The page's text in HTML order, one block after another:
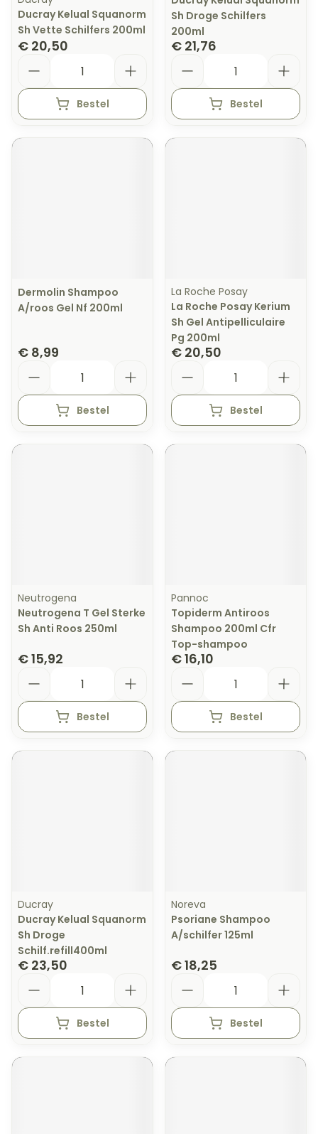
Ducray Kelual Squanorm
Sh Vette Schilfers 200ml
€ 20,50
Bestel
Sh Droge Schilfers
200ml
€ 21,76
Bestel
Dermolin Shampoo
A/roos Gel Nf 200ml
€ 8,99
Bestel
La Roche Posay
La Roche Posay Kerium
Sh Gel Antipelliculaire
Pg 200ml
€ 20,50
Bestel
Neutrogena
Neutrogena T Gel Sterke
Sh Anti Roos 250ml
€ 15,92
Bestel
Pannoc
Topiderm Antiroos
Shampoo 200ml Cfr
Top-shampoo
€ 16,10
Bestel
Ducray
Ducray Kelual Squanorm
Sh Droge
Schilf.refill400ml
€ 23,50
Bestel
Noreva
Psoriane Shampoo
A/schilfer 125ml
€ 18,25
Bestel